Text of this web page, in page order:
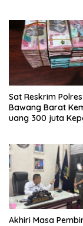
Sat Reskrim
Bawang Barat
uang 300 juta
Akhiri Masa